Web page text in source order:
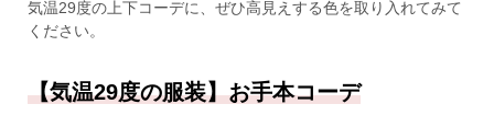
気温29度の上下コーデに、ぜひ高見えする色を取り入れてみて
ください。
【気温29度の服装】お手本コーデ